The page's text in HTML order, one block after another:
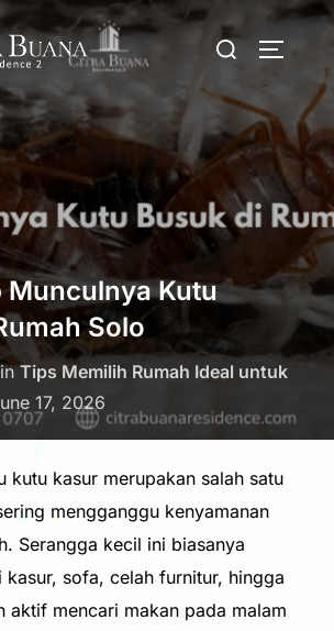
Search
Munculnya Kutu
Solo
inTips Memilih Rumah Ideal untuk
on
17, 2026
kutu kasur merupakan salah satu
mengganggu kenyamanan
Serangga kecil ini biasanya
kasur, sofa, celah furnitur, hingga
aktif mencari makan pada malam